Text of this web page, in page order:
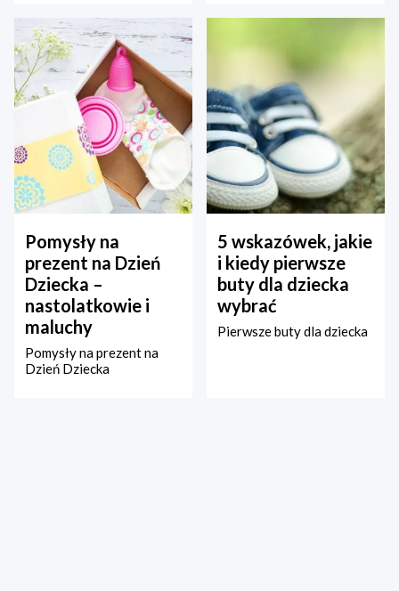
Pomysły na
prezent na Dzień
Dziecka –
nastolatkowie i
maluchy
Pomysły na prezent na
Dzień Dziecka
5 wskazówek, jakie
i kiedy pierwsze
buty dla dziecka
wybrać
Pierwsze buty dla dziecka